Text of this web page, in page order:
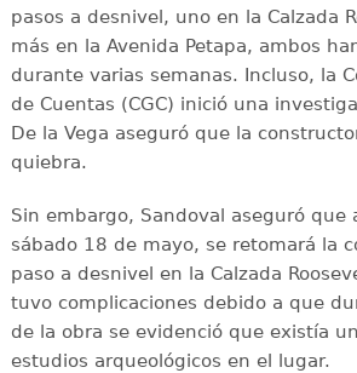
pasos a desnivel, uno en la Calzada
más en la Avenida Petapa, ambos
durante varias semanas. Incluso, la
de Cuentas (CGC) inició una
De la Vega aseguró que la
quiebra.
Sin embargo, Sandoval aseguró que
sábado 18 de mayo, se retomará la
paso a desnivel en la Calzada
tuvo complicaciones debido a que
de la obra se evidenció que existía
estudios arqueológicos en el lugar.